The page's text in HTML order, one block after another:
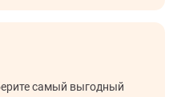
самый выгодный